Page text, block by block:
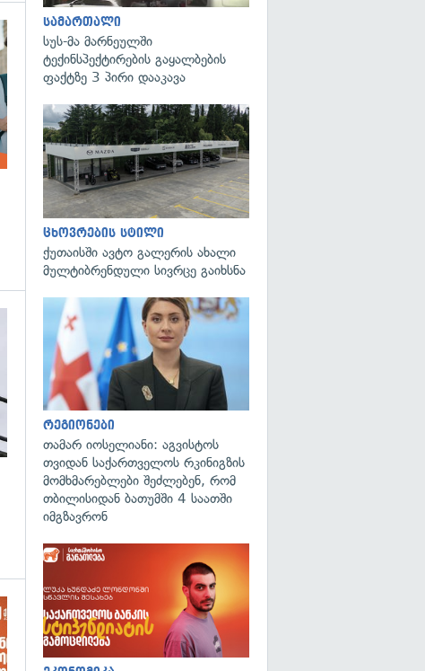
გადახედვა
სამართალი
სუს-მა მარნეულში
ტექინსპექტირების გაყალბების
ფაქტზე 3 პირი დააკავა
ცხოვრების სტილი
ქუთაისში ავტო გალერის ახალი
მულტიბრენდული სივრცე გაიხსნა
რეგიონები
თამარ იოსელიანი: აგვისტოს
თვიდან საქართველოს რკინიგზის
მომხმარებლები შეძლებენ, რომ
თბილისიდან ბათუმში 4 საათში
იმგზავრონ